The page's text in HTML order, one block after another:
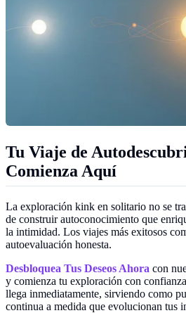
Tu Viaje de
Comienza Aquí
La exploración kink en solitario no se
de construir autoconocimiento que
la intimidad. Los viajes más exitosos
autoevaluación honesta.
Desbloquea Tus Deseos Ahora con
y comienza tu exploración con
llega inmediatamente, sirviendo como
continua a medida que evolucionan tus